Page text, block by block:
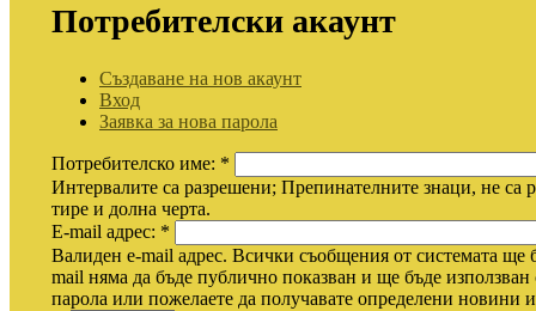
Потребителски акаунт
Създаване на нов акаунт
Вход
Заявка за нова парола
Потребителско име: *
Интервалите са разрешени; Препинателните знаци, не са
тире и долна черта.
E-mail адрес: *
Валиден e-mail адрес. Всички съобщения от системата ще
mail няма да бъде публично показван и ще бъде използван
парола или пожелаете да получавате определени новини